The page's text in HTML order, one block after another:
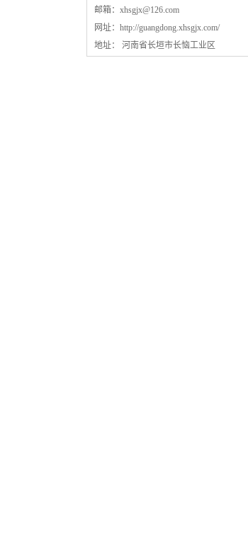
邮箱： xhsgjx@126.com
网址： http://guangdong.xhsgjx.com/
地址： 河南省长垣市长恼工业区